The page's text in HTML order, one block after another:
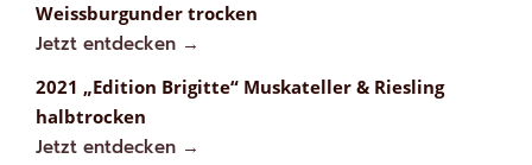
Weissburgunder trocken
Jetzt entdecken →
2021 „Edition Brigitte“ Muskateller & Riesling
halbtrocken
Jetzt entdecken →